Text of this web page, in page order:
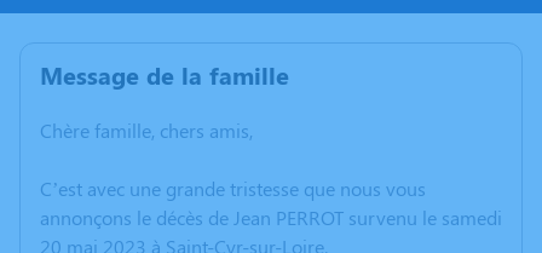
Message de la famille
Chère famille, chers amis,
C’est avec une grande tristesse que nous vous
annonçons le décès de Jean PERROT survenu le samedi
20 mai 2023 à Saint-Cyr-sur-Loire.